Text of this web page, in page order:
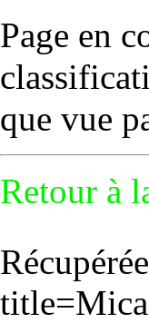
Page en
que vue
Retour à